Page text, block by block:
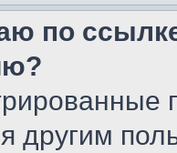
по
другим